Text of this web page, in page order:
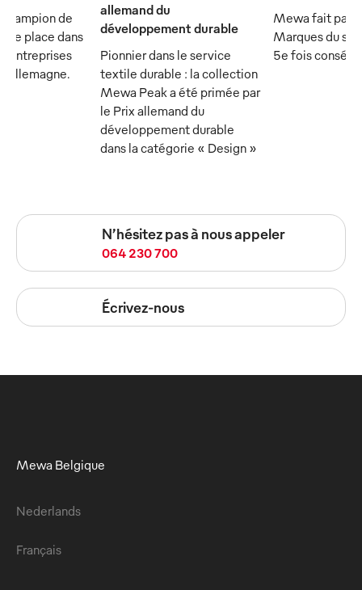
de
se place dans
entreprises
Allemagne.
allemand du
développement durable
Pionnier dans le service
textile durable : la collection
Mewa Peak a été primée par
le Prix allemand du
développement durable
dans la catégorie « Design »
Mewa fait
Marques du
5e fois
N’hésitez pas à nous appeler
064 230 700
Écrivez-nous
Mewa Belgique
Nederlands
Français